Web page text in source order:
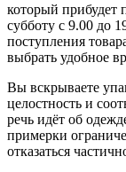
который прибудет
субботу с 9.00 до
поступления
выбрать удобное
Вы вскрываете
целостность и
речь идёт об
примерки
отказаться